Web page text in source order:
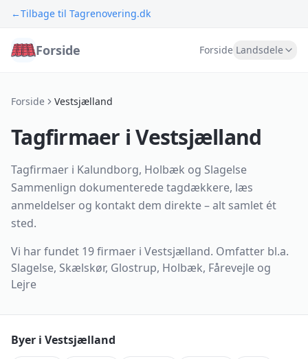
←Tilbage til Tagrenovering.dk
Forside Forside Landsdele
Forside Vestsjælland
Tagfirmaer i Vestsjælland
Tagfirmaer i Kalundborg, Holbæk og Slagelse
Sammenlign dokumenterede tagdækkere, læs
anmeldelser og kontakt dem direkte – alt samlet ét
sted.
Vi har fundet 19 firmaer i Vestsjælland. Omfatter bl.a.
Slagelse, Skælskør, Glostrup, Holbæk, Fårevejle og
Lejre
Byer i Vestsjælland